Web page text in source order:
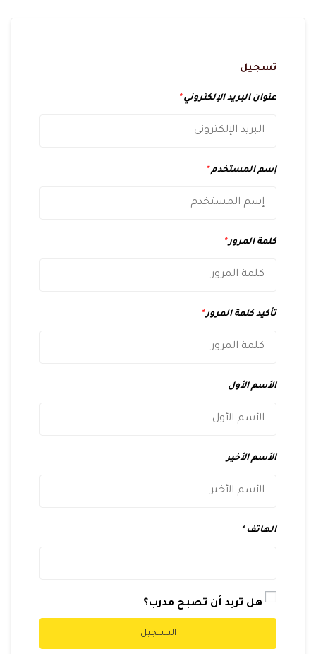
تسجيل
عنوان البريد الإلكتروني*
إسم المستخدم*
كلمة المرور*
تأكيد كلمة المرور*
الأسم الأول
الأسم الأخير
الهاتف
هل تريد أن تصبح مدرب؟
التسجيل